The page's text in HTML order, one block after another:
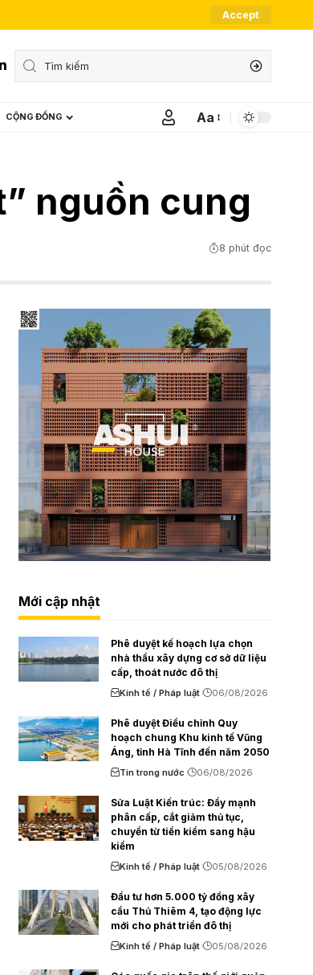
Accept
CỘNG ĐỒNG
Font
Aa
nguồn cung
8 phút đọc
Mới cập nhật
Phê duyệt kế hoạch lựa chọn
nhà thầu xây dựng cơ sở dữ liệu
cấp, thoát nước đô thị
Kinh tế / Pháp luật 06/08/2026
Phê duyệt Điều chỉnh Quy
hoạch chung Khu kinh tế Vũng
Áng, tỉnh Hà Tĩnh đến năm 2050
Tin trong nước 06/08/2026
Sửa Luật Kiến trúc: Đẩy mạnh
phân cấp, cắt giảm thủ tục,
chuyển từ tiền kiểm sang hậu
kiểm
Kinh tế / Pháp luật 05/08/2026
Đầu tư hơn 5.000 tỷ đồng xây
cầu Thủ Thiêm 4, tạo động lực
mới cho phát triển đô thị
Kinh tế / Pháp luật 05/08/2026